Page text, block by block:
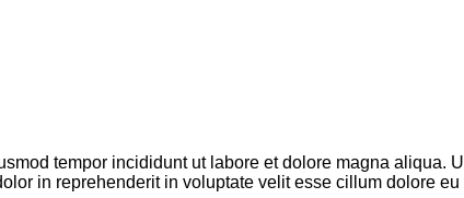
tempor incididunt ut labore et dolore magna aliqua.
in reprehenderit in voluptate velit esse cillum dolore eu